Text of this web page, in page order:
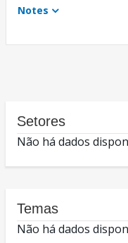
Notes
Setores
Não há dados
Temas
Não há dados